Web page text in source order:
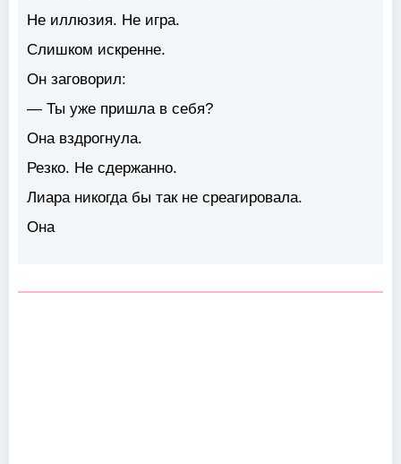
Не иллюзия. Не игра.
Слишком искренне.
Он заговорил:
— Ты уже пришла в себя?
Она вздрогнула.
Резко. Не сдержанно.
Лиара никогда бы так не среагировала.
Она